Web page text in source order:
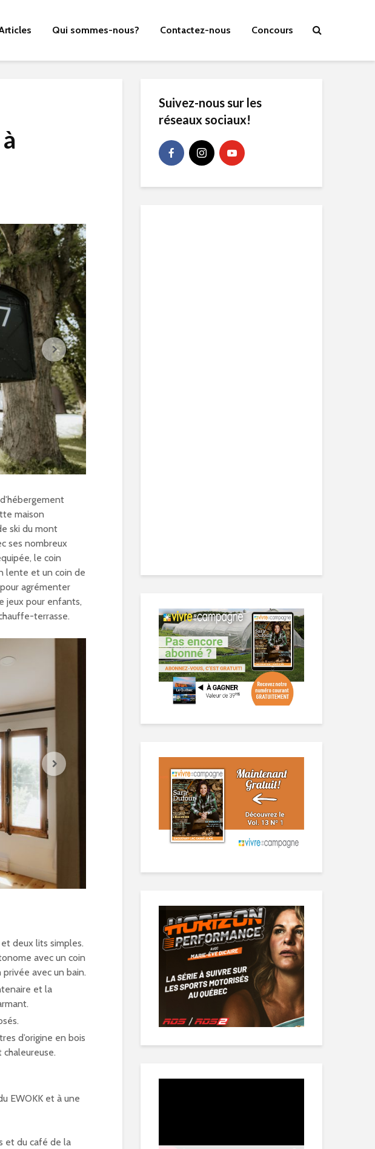
Qui sommes-nous? Contactez-nous Concours
maison
ski du mont
ses nombreux
le coin
lente et un coin de
agrémenter
jeux pour enfants,
terrasse.
deux lits simples.
avec un coin
avec un bain.
et la
d’origine en bois
EWOKK et à une
et du café de la
Suivez-nous sur les
réseaux sociaux!